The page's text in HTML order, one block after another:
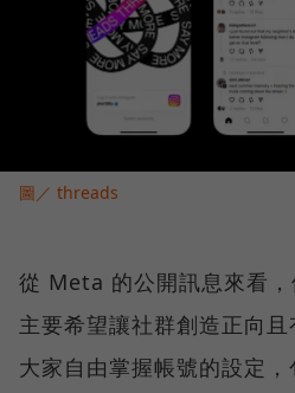
圖／ threads
從 Meta 的公開訊息來看
主要希望讓社群創造正向
大家自由掌握帳號的設定